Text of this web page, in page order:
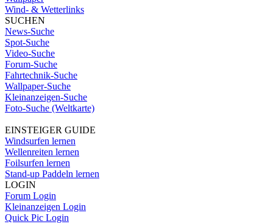
Wind- & Wetterlinks
SUCHEN
News-Suche
Spot-Suche
Video-Suche
Forum-Suche
Fahrtechnik-Suche
Wallpaper-Suche
Kleinanzeigen-Suche
Foto-Suche (Weltkarte)
EINSTEIGER GUIDE
Windsurfen lernen
Wellenreiten lernen
Foilsurfen lernen
Stand-up Paddeln lernen
LOGIN
Forum Login
Kleinanzeigen Login
Quick Pic Login